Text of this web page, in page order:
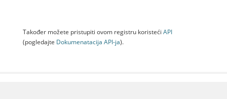
Također možete pristupiti ovom registru koristeći API
(pogledajte Dokumenаtаcijа API-jа).